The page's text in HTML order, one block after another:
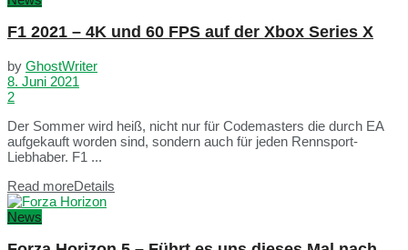
F1 2021 – 4K und 60 FPS auf der Xbox Series X
by GhostWriter
8. Juni 2021
2
Der Sommer wird heiß, nicht nur für Codemasters die durch EA
aufgekauft worden sind, sondern auch für jeden Rennsport-
Liebhaber. F1 ...
Read moreDetails
News